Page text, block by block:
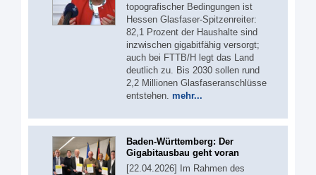
topografischer Bedingungen ist
Hessen Glasfaser-Spitzenreiter:
82,1 Prozent der Haushalte sind
inzwischen gigabitfähig versorgt;
auch bei FTTB/H legt das Land
deutlich zu. Bis 2030 sollen rund
2,2 Millionen Glasfaseranschlüsse
entstehen. mehr...
Baden-Württemberg: Der
Gigabitausbau geht voran
[22.04.2026] Im Rahmen des